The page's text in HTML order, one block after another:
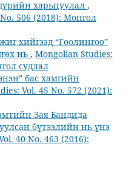
харьцуулал ,
506 (2018): Монгол
хийгээд “Гоолингоо”
нь , Mongolian Studies:
судлал
бас хамгийн
Vol. 45 No. 572 (2021):
Зая Бандида
бүтээлийн нь үнэ
40 No. 463 (2016):